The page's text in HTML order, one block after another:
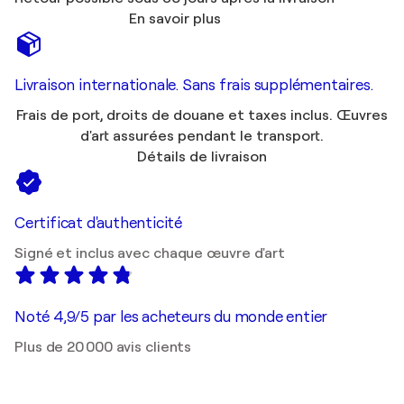
En savoir plus
Livraison internationale. Sans frais supplémentaires.
Frais de port, droits de douane et taxes inclus. Œuvres
d'art assurées pendant le transport.
Détails de livraison
Certificat d'authenticité
Signé et inclus avec chaque œuvre d'art
Noté 4,9/5 par les acheteurs du monde entier
Plus de 20 000 avis clients